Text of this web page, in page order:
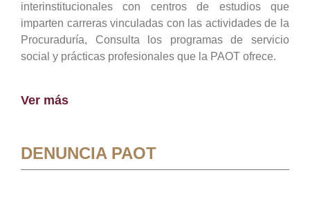
interinstitucionales con centros de estudios que
imparten carreras vinculadas con las actividades de la
Procuraduría, Consulta los programas de servicio
social y prácticas profesionales que la PAOT ofrece.
Ver más
DENUNCIA PAOT